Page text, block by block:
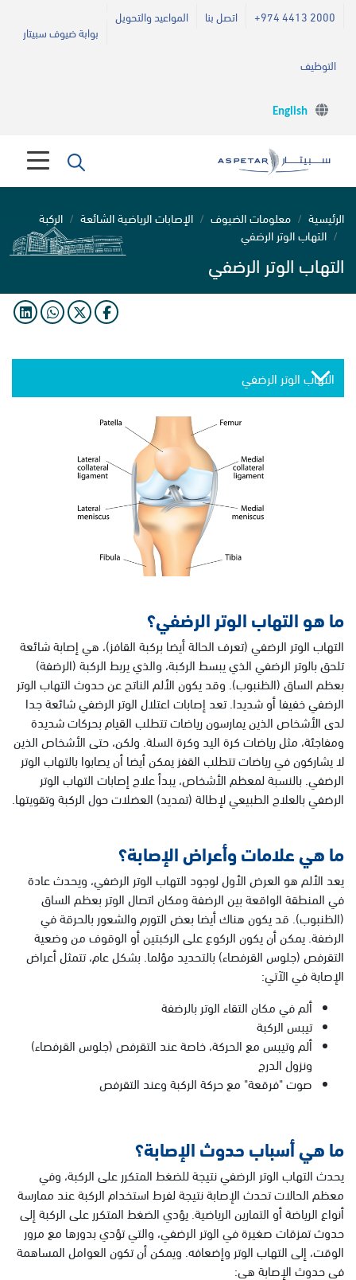
+974 4413 2000 اتصل بنا
المواعيد والتحويل
بوابة ضيوف سبيتار
التوظيف
English
الرئيسية معلومات الضيوف الإصابات الرياضية الشائعة
الركبة
التهاب الوتر الرضفي
التهاب الوتر الرضفي
التهاب الوتر الرضفي
ما هو التهاب الوتر الرضفي؟
التهاب الوتر الرضفي (تعرف الحالة أيضا بركبة القافز)، هي إصابة شائعة
تلحق بالوتر الرضفي الذي يبسط الركبة، والذي يربط الركبة (الرضفة)
بعظم الساق (الظنبوب). وقد يكون الألم الناتج عن حدوث التهاب الوتر
الرضفي خفيفا أو شديدا. تعد إصابات اعتلال الوتر الرضفي شائعة جدا
لدى الأشخاص الذين يمارسون رياضات تتطلب القيام بحركات شديدة
ومفاجئة، مثل رياضات كرة اليد وكرة السلة. ولكن، حتى الأشخاص الذين
لا يشاركون في رياضات تتطلب القفز يمكن أيضا أن يصابوا بالتهاب الوتر
الرضفي. بالنسبة لمعظم الأشخاص، يبدأ علاج إصابات التهاب الوتر
الرضفي بالعلاج الطبيعي لإطالة (تمديد) العضلات حول الركبة وتقويتها.
ما هي علامات وأعراض الإصابة؟
يعد الألم هو العرض الأول لوجود التهاب الوتر الرضفي، ويحدث عادة
في المنطقة الواقعة بين الرضفة ومكان اتصال الوتر بعظم الساق
(الظنبوب). قد يكون هناك أيضا بعض التورم والشعور بالحرقة في
الرضفة. يمكن أن يكون الركوع على الركبتين أو الوقوف من وضعية
التقرفص (جلوس القرفصاء) بالتحديد مؤلما. بشكل عام، تتمثل أعراض
الإصابة في الآتي:
ألم في مكان التقاء الوتر بالرضفة
تيبس الركبة
ألم وتيبس مع الحركة، خاصة عند التقرفص (جلوس القرفصاء)
ونزول الدرج
صوت "فرقعة" مع حركة الركبة وعند التقرفص
ما هي أسباب حدوث الإصابة؟
يحدث التهاب الوتر الرضفي نتيجة للضغط المتكرر على الركبة، وفي
معظم الحالات تحدث الإصابة نتيجة لفرط استخدام الركبة عند ممارسة
أنواع الرياضة أو التمارين الرياضية. يؤدي الضغط المتكرر على الركبة إلى
حدوث تمزقات صغيرة في الوتر الرضفي، والتي تؤدي بدورها مع مرور
الوقت، إلى التهاب الوتر وإضعافه. ويمكن أن تكون العوامل المساهمة
في حدوث الإصابة هي: